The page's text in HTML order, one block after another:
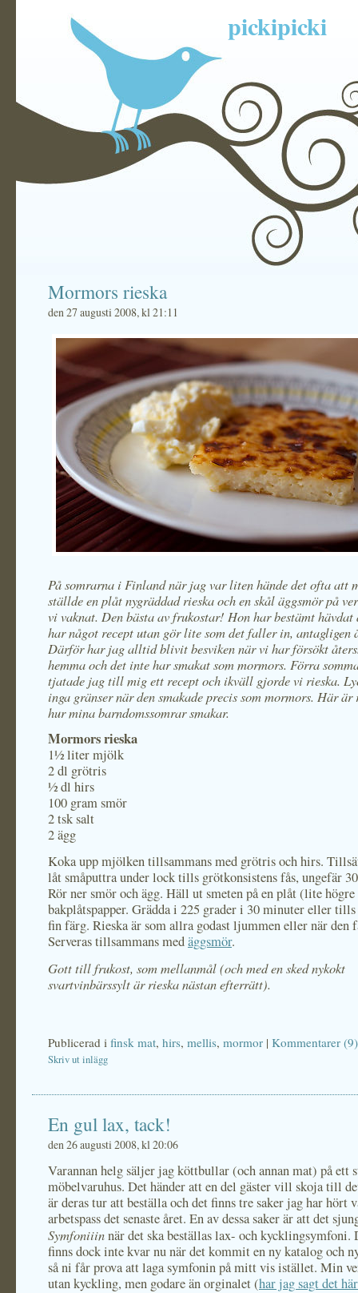
pickipicki
Mormors rieska
den 27 augusti 2008, kl 21:11
På somrarna i Finland när jag var liten hände det ofta att
ställde en plåt nygräddad rieska och en skål äggsmör på
vi vaknat. Den bästa av frukostar! Hon har bestämt
har något recept utan gör lite som det faller in, antagligen
Därför har jag alltid blivit besviken när vi har försökt
hemma och det inte har smakat som mormors. Förra
tjatade jag till mig ett recept och ikväll gjorde vi rieska.
inga gränser när den smakade precis som mormors. Här är
hur mina barndomssomrar smakar.
Mormors rieska
1½ liter mjölk
2 dl grötris
½ dl hirs
100 gram smör
2 tsk salt
2 ägg
Koka upp mjölken tillsammans med grötris och hirs.
låt småputtra under lock tills grötkonsistens fås, ungefär
Rör ner smör och ägg. Häll ut smeten på en plåt (lite
bakplåtspapper. Grädda i 225 grader i 30 minuter eller
fin färg. Rieska är som allra godast ljummen eller när den
Serveras tillsammans medäggsmör.
Gott till frukost, som mellanmål (och med en sked nykokt
svartvinbärssylt är rieska nästan efterrätt).
Publicerad i finsk mat, hirs, mellis, mormor | Kommentarer (9)
Skriv ut inlägg
En gul lax, tack!
den 26 augusti 2008, kl 20:06
Varannan helg säljer jag köttbullar (och annan mat) på ett
möbelvaruhus. Det händer att en del gäster vill skoja till
är deras tur att beställa och det finns tre saker jag har hört
arbetspass det senaste året. En av dessa saker är att det
Symfoniiinnär det ska beställas lax- och kycklingsymfoni.
finns dock inte kvar nu när det kommit en ny katalog och
så ni får prova att laga symfonin på mitt vis istället. Min
utan kyckling, men godare än orginalet (har jag sagt det